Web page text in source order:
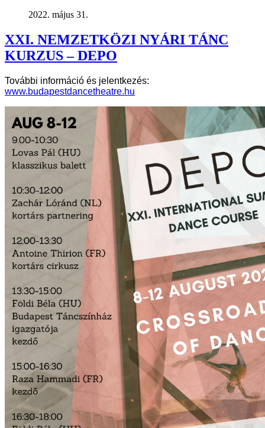
2022. május 31.
XXI. NEMZETKÖZI NYÁRI TÁNC
KURZUS – DEPO
További információ és jelentkezés:
www.budapestdancetheatre.hu